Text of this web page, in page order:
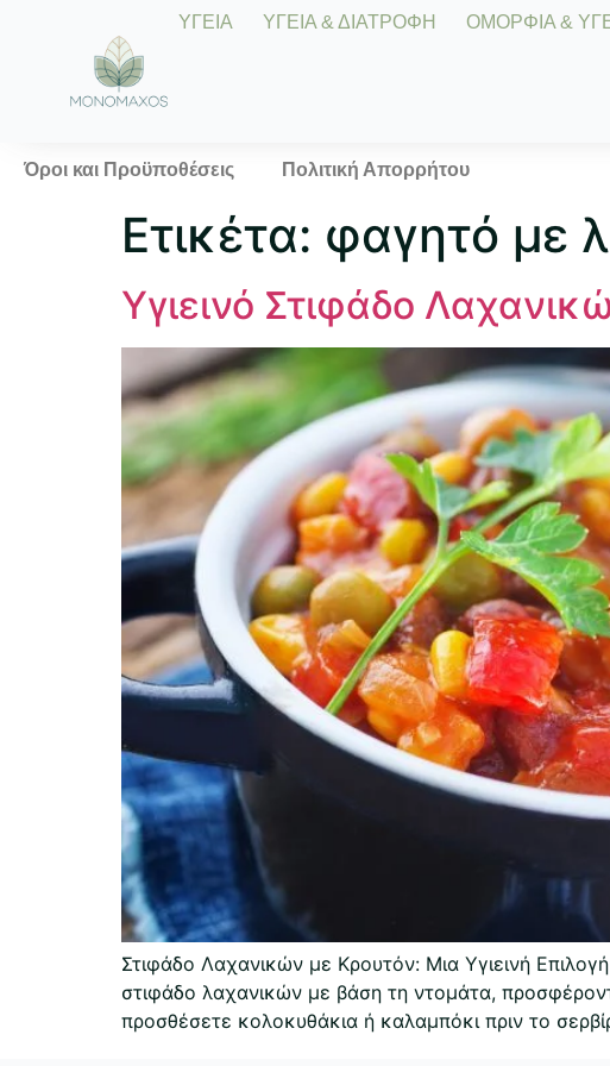
ΥΓΕΙΑ ΥΓΕΙΑ & ΔΙΑΤΡΟΦΗ ΟΜΟΡΦΙΑ &
Όροι και Προϋποθέσεις Πολιτική Απορρήτου
Ετικέτα: φαγητό με
Υγιεινό Στιφάδο
Στιφάδο Λαχανικών με Κρουτόν: Μια Υγιεινή
στιφάδο λαχανικών με βάση τη ντομάτα,
προσθέσετε κολοκυθάκια ή καλαμπόκι πριν το